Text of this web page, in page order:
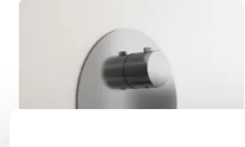
PBOX